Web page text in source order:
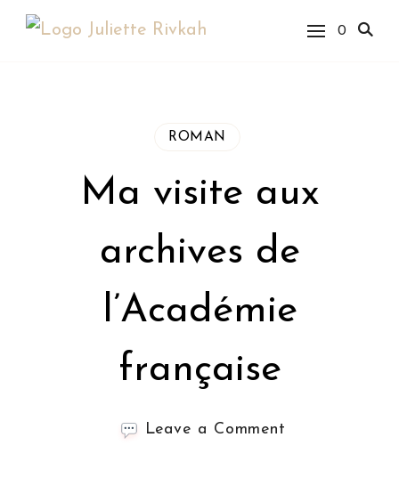
Juliette Rivkah |
0
ROMAN
Ma visite aux
archives de
l’Académie
française
Leave a Comment